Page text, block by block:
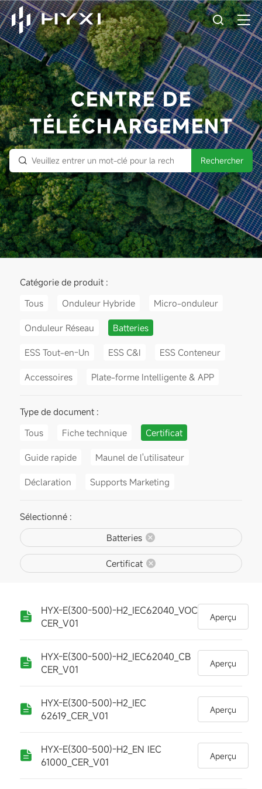
CENTRE DE
TÉLÉCHARGEMENT
Rechercher
Catégorie de produit :
Tous
Onduleur Hybride Micro-onduleur
Onduleur Réseau Batteries
ESS Tout-en-Un ESS C&I ESS Conteneur
Accessoires Plate-forme Intelligente & APP
Type de document :
Tous
Fiche technique Certificat
Guide rapide Maunel de l'utilisateur
Déclaration Supports Marketing
Sélectionné :
Batteries
Certificat
HYX-E(300-500)-H2_IEC62040_VOC
CER_V01
Aperçu
HYX-E(300-500)-H2_IEC62040_CB
CER_V01
Aperçu
HYX-E(300-500)-H2_IEC
62619_CER_V01
Aperçu
HYX-E(300-500)-H2_EN IEC
61000_CER_V01
Aperçu